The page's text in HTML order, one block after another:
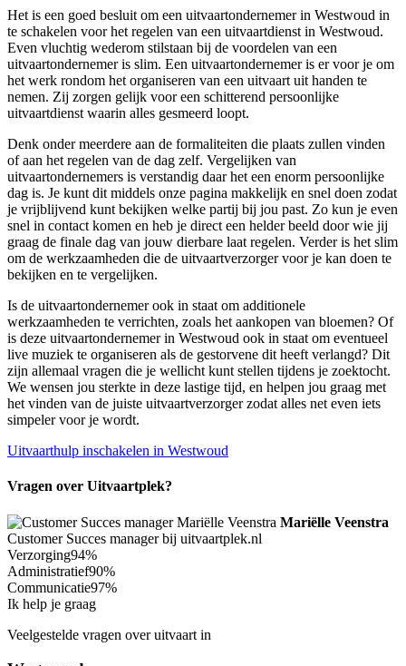
Het is een goed besluit om een uitvaartondernemer in Westwoud in
te schakelen voor het regelen van een uitvaartdienst in Westwoud.
Even vluchtig wederom stilstaan bij de voordelen van een
uitvaartondernemer is slim. Een uitvaartondernemer is er voor je om
het werk rondom het organiseren van een uitvaart uit handen te
nemen. Zij zorgen gelijk voor een schitterend persoonlijke
uitvaartdienst waarin alles gesmeerd loopt.
Denk onder meerdere aan de formaliteiten die plaats zullen vinden
of aan het regelen van de dag zelf. Vergelijken van
uitvaartondernemers is verstandig daar het een enorm persoonlijke
dag is. Je kunt dit middels onze pagina makkelijk en snel doen zodat
je vrijblijvend kunt bekijken welke partij bij jou past. Zo kun je even
snel in contact komen en heb je direct een helder beeld door wie jij
graag de finale dag van jouw dierbare laat regelen. Verder is het slim
om de werkzaamheden die de uitvaartverzorger voor je kan doen te
bekijken en te vergelijken.
Is de uitvaartondernemer ook in staat om additionele
werkzaamheden te verrichten, zoals het aankopen van bloemen? Of
is deze uitvaartondernemer in Westwoud ook in staat om eventueel
live muziek te organiseren als de gestorvene dit heeft verlangd? Dit
zijn allemaal vragen die je wellicht kunt stellen tijdens je zoektocht.
We wensen jou sterkte in deze lastige tijd, en helpen jou graag met
het vinden van de juiste uitvaartverzorger zodat alles net even iets
simpeler voor je wordt.
Uitvaarthulp inschakelen in Westwoud
Vragen over Uitvaartplek?
Mariëlle Veenstra
Customer Succes manager bij uitvaartplek.nl
Verzorging94%
Administratief90%
Communicatie97%
Ik help je graag
Veelgestelde vragen over uitvaart in